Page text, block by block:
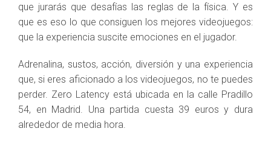
que jurarás que desafías las reglas de la física. Y es
que es eso lo que consiguen los mejores videojuegos:
que la experiencia suscite emociones en el jugador.
Adrenalina, sustos, acción, diversión y una experiencia
que, si eres aficionado a los videojuegos, no te puedes
perder. Zero Latency está ubicada en la calle Pradillo
54, en Madrid. Una partida cuesta 39 euros y dura
alrededor de media hora.